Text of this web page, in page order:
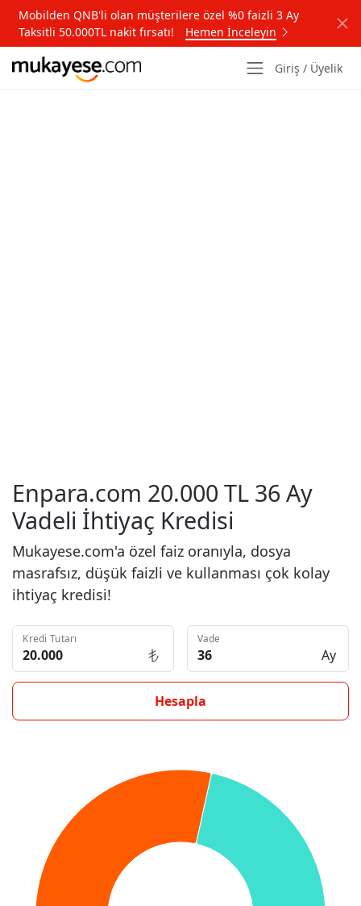
Mobilden QNB'li olan müşterilere özel %0 faizli 3 Ay
Taksitli 50.000TL nakit fırsatı!
Hemen İnceleyin
Giriş / Üyelik
Enpara.com 20.000 TL 36 Ay
Vadeli İhtiyaç Kredisi
Mukayese.com'a özel faiz oranıyla, dosya
masrafsız, düşük faizli ve kullanması çok kolay
ihtiyaç kredisi!
Kredi Tutarı Vade
Ay
Hesapla